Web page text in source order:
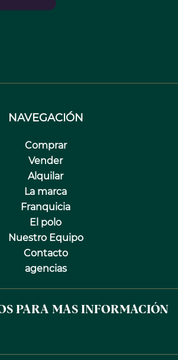
NAVEGACIÓN
Comprar
Vender
Alquilar
La marca
Franquicia
El polo
Nuestro Equipo
Contacto
agencias
PARA MAS INFORMACIÓN